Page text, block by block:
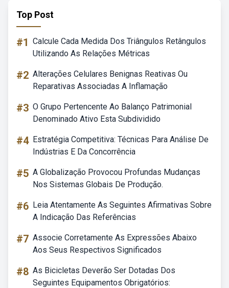
Top Post
#1 Calcule Cada Medida Dos Triângulos Retângulos
Utilizando As Relações Métricas
#2 Alterações Celulares Benignas Reativas Ou
Reparativas Associadas A Inflamação
#3 O Grupo Pertencente Ao Balanço Patrimonial
Denominado Ativo Esta Subdividido
#4 Estratégia Competitiva: Técnicas Para Análise De
Indústrias E Da Concorrência
#5 A Globalização Provocou Profundas Mudanças
Nos Sistemas Globais De Produção.
#6 Leia Atentamente As Seguintes Afirmativas Sobre
A Indicação Das Referências
#7 Associe Corretamente As Expressões Abaixo
Aos Seus Respectivos Significados
#8 As Bicicletas Deverão Ser Dotadas Dos
Seguintes Equipamentos Obrigatórios: